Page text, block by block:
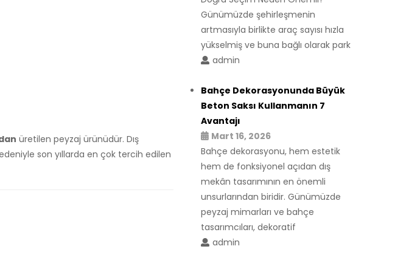
üretilen peyzaj ürünüdür. Dış
son yıllarda en çok tercih edilen
Günümüzde şehirleşmenin
artmasıyla birlikte araç sayısı hızla
yükselmiş ve buna bağlı olarak park
admin
Bahçe Dekorasyonunda Büyük
Beton Saksı Kullanmanın 7
Avantajı
Mart 16, 2026
Bahçe dekorasyonu, hem estetik
hem de fonksiyonel açıdan dış
mekân tasarımının en önemli
unsurlarından biridir. Günümüzde
peyzaj mimarları ve bahçe
tasarımcıları, dekoratif
admin